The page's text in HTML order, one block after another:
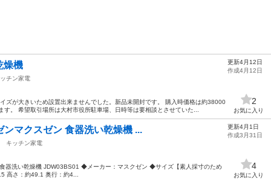
燥機
チン家電
ズが大きいため設置出来ませんでした。新品未開封です。 購入時価格は約38000
。 希望取引場所は大村市役所駐車場、日時等は要相談とさせていた...
更新4月12日
作成4月12日
2
お気に入り
マクスゼン 食器洗い乾燥機 ...
キッチン家電
器洗い乾燥機 JDW03BS01 ◆メーカー：マスクゼン ◆サイズ【素人採寸のため
高さ：約49.1 奥行：約4...
更新4月1日
作成3月31日
4
お気に入り